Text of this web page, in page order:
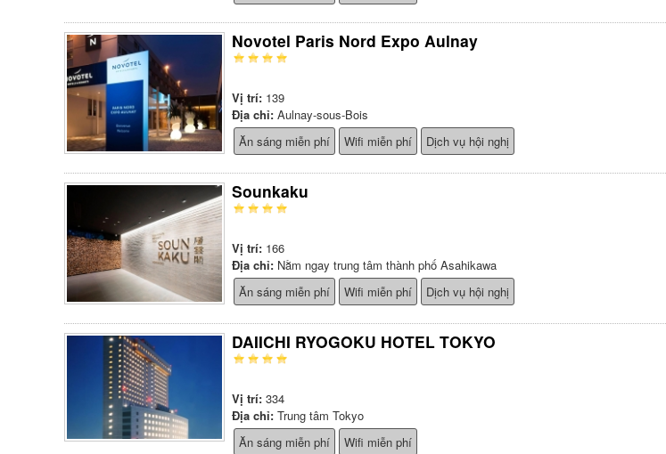
Novotel Paris Nord Expo Aulnay
Vị trí: 139
Địa chỉ: Aulnay-sous-Bois
Ăn sáng miễn phí
Wifi miễn phí Dịch vụ hội nghị
Sounkaku
Vị trí: 166
Địa chỉ: Nằm ngay trung tâm thành phố Asahikawa
Ăn sáng miễn phí
Wifi miễn phí Dịch vụ hội nghị
DAIICHI RYOGOKU HOTEL TOKYO
Vị trí: 334
Địa chỉ: Trung tâm Tokyo
Ăn sáng miễn phí
Wifi miễn phí